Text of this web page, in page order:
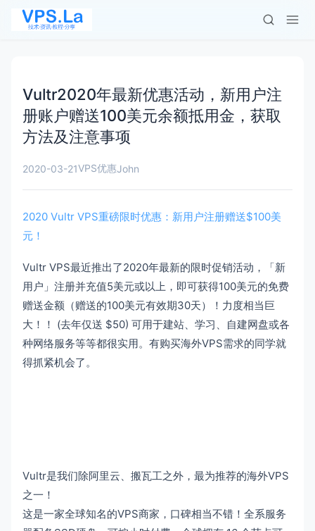
Vultr2020年最新优惠活动，新用户注
册账户赠送100美元余额抵用金，获取
方法及注意事项
2020-03-21VPS优惠John
2020 Vultr VPS重磅限时优惠：新用户注册赠送$100美
元！
Vultr VPS最近推出了2020年最新的限时促销活动，「新
用户」注册并充值5美元或以上，即可获得100美元的免费
赠送金额（赠送的100美元有效期30天）！力度相当巨
大！！ (去年仅送 $50) 可用于建站、学习、自建网盘或各
种网络服务等等都很实用。有购买海外VPS需求的同学就
得抓紧机会了。
Vultr是我们除阿里云、搬瓦工之外，最为推荐的海外VPS
之一！
这是一家全球知名的VPS商家，口碑相当不错！全系服务